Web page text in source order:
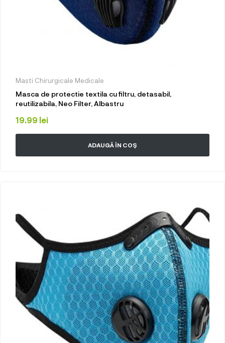
Masti Chirurgicale Medicale
Masca de protectie textila cu filtru, detasabil,
reutilizabila, Neo Filter, Albastru
19.99 lei
ADAUGĂ ÎN COȘ